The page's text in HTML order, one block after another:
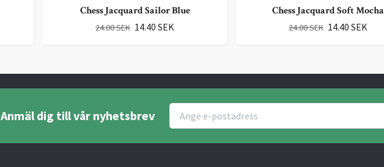
Chess Jacquard Sailor Blue
24.00 SEK 14.40 SEK
Chess Jacquard Soft Mocha
24.00 SEK 14.40 SEK
Anmäl dig till vår nyhetsbrev